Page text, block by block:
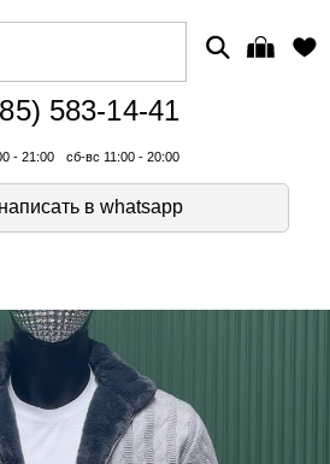
583-14-41
- 21:00 сб-вс 11:00 - 20:00
написать в whatsapp